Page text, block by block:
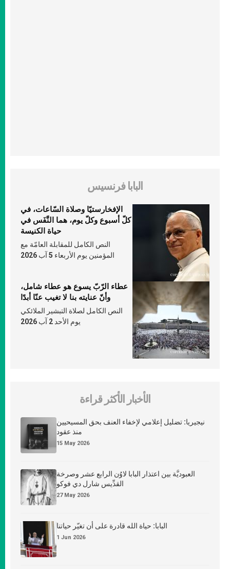
البابا فرنسيس
الإفخارستيّا وصلاة السّاعات، في
كلّ أسبوع وكلّ يوم، هما النَّفَس في
حياة الكنيسة
النص الكامل للمقابلة العامّة مع
المؤمنين يوم الأربعاء 5 آب 2026
عطاء الرّبّ يسوع هو عطاء شامل،
وأنّ عنايته بنا لا تغيب عنّا أبدًا
النص الكامل لصلاة التبشير الملائكي
يوم الأحد 2 آب 2026
الأخبار الأكثر قراءة
نيجيريا: تضليل إعلامي لإخفاء العنف بحق المسيحيين
منذ عقود
15 May 2026
العبوديَّة بين اعتذار البابا لاوُن الرابع عشر وصرخة
القدِّيس شارل دي فوكو
27 May 2026
البابا: حياة الله قادرة على أن تغيّر حياتنا
1 Jun 2026